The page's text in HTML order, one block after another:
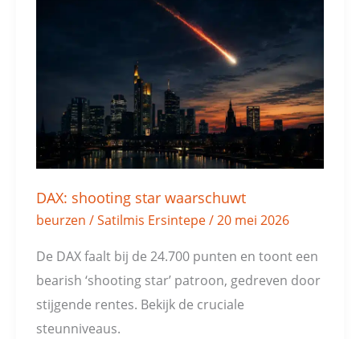
DAX: shooting star waarschuwt
beurzen /Satilmis Ersintepe/20 mei 2026
De DAX faalt bij de 24.700 punten en toont een
bearish ‘shooting star’ patroon, gedreven door
stijgende rentes. Bekijk de cruciale
steunniveaus.